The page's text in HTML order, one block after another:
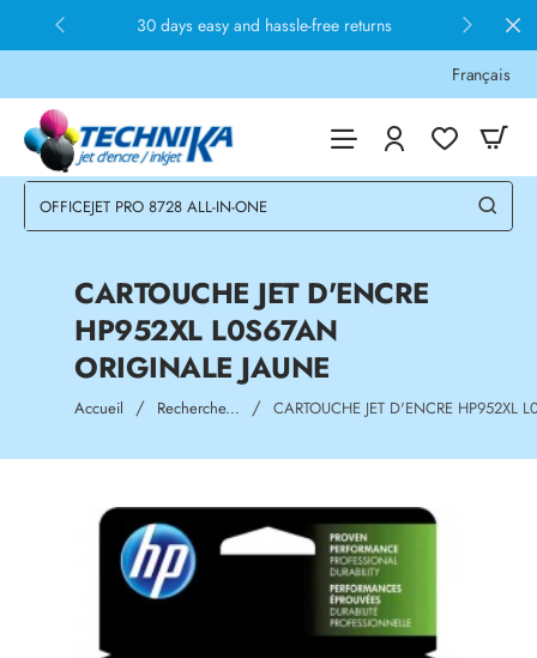
30 days easy and hassle-free returns
Français
CARTOUCHE JET D'ENCRE
HP952XL L0S67AN
ORIGINALE JAUNE
Accueil homeRecherche... CARTOUCHE JET D'ENCRE HP952XL